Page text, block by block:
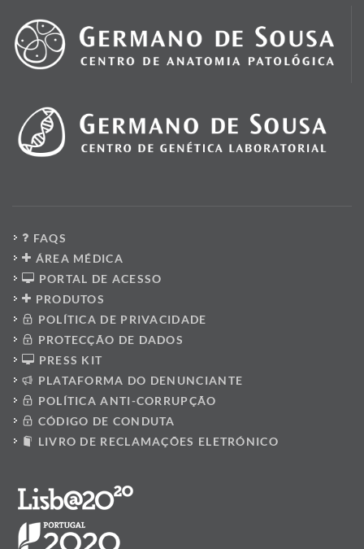
FAQS
ÁREA MÉDICA
PORTAL DE ACESSO
PRODUTOS
POLÍTICA DE PRIVACIDADE
PROTECÇÃO DE DADOS
PRESS KIT
PLATAFORMA DO DENUNCIANTE
POLÍTICA ANTI-CORRUPÇÃO
CÓDIGO DE CONDUTA
LIVRO DE RECLAMAÇÕES ELETRÓNICO